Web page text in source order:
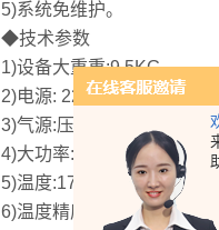
5)系统免维护。
◆技术参数
1)设备大重重:9.5KG
2)电源: 220V : 50Hz
3)气源:压缩空气或氮气
4)大功率: 500W
5)温度:170C
6)温度精度: +/-1C